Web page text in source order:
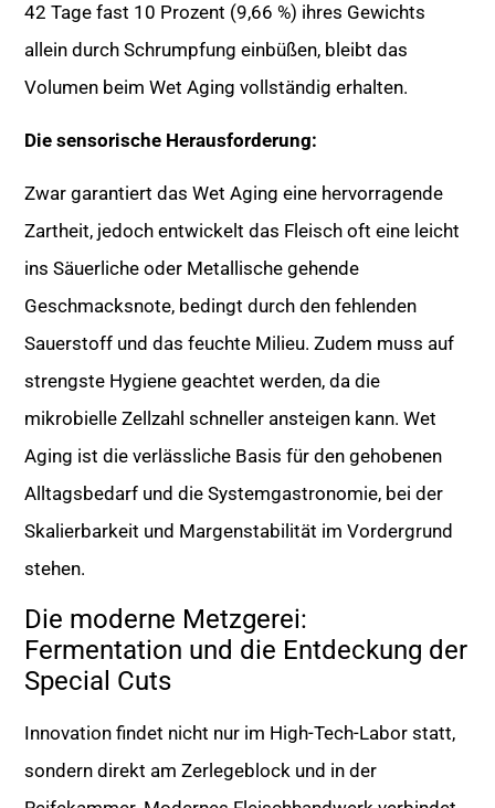
42 Tage fast 10 Prozent (9,66 %) ihres Gewichts
allein durch Schrumpfung einbüßen, bleibt das
Volumen beim Wet Aging vollständig erhalten.
Die sensorische Herausforderung:
Zwar garantiert das Wet Aging eine hervorragende
Zartheit, jedoch entwickelt das Fleisch oft eine leicht
ins Säuerliche oder Metallische gehende
Geschmacksnote, bedingt durch den fehlenden
Sauerstoff und das feuchte Milieu. Zudem muss auf
strengste Hygiene geachtet werden, da die
mikrobielle Zellzahl schneller ansteigen kann. Wet
Aging ist die verlässliche Basis für den gehobenen
Alltagsbedarf und die Systemgastronomie, bei der
Skalierbarkeit und Margenstabilität im Vordergrund
stehen.
Die moderne Metzgerei:
Fermentation und die Entdeckung der
Special Cuts
Innovation findet nicht nur im High-Tech-Labor statt,
sondern direkt am Zerlegeblock und in der